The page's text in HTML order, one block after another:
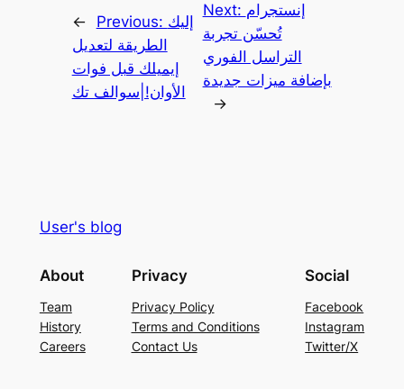
← Previous: إليك
الطريقة لتعديل
إيميلك قبل فوات
الأوان!|سوالف تك
Next: إنستجرام
تُحسّن تجربة
التراسل الفوري
بإضافة ميزات جديدة
→
User's blog
About
Team
History
Careers
Privacy
Privacy Policy
Terms and Conditions
Contact Us
Social
Facebook
Instagram
Twitter/X